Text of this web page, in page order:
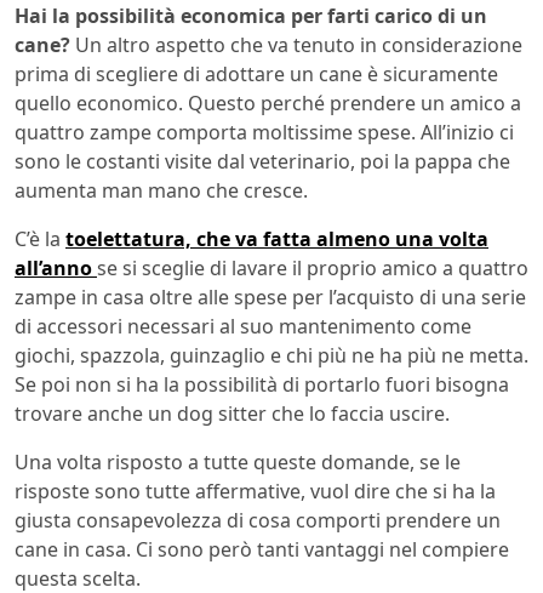
Hai la possibilità economica per farti carico di un
cane? Un altro aspetto che va tenuto in considerazione
prima di scegliere di adottare un cane è sicuramente
quello economico. Questo perché prendere un amico a
quattro zampe comporta moltissime spese. All’inizio ci
sono le costanti visite dal veterinario, poi la pappa che
aumenta man mano che cresce.
C’è la toelettatura, che va fatta almeno una volta
all’annose si sceglie di lavare il proprio amico a quattro
zampe in casa oltre alle spese per l’acquisto di una serie
di accessori necessari al suo mantenimento come
giochi, spazzola, guinzaglio e chi più ne ha più ne metta.
Se poi non si ha la possibilità di portarlo fuori bisogna
trovare anche un dog sitter che lo faccia uscire.
Una volta risposto a tutte queste domande, se le
risposte sono tutte affermative, vuol dire che si ha la
giusta consapevolezza di cosa comporti prendere un
cane in casa. Ci sono però tanti vantaggi nel compiere
questa scelta.